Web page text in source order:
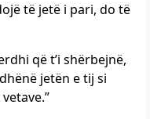
të jetë i pari, do të
që t’i shërbejnë,
jetën e tij si